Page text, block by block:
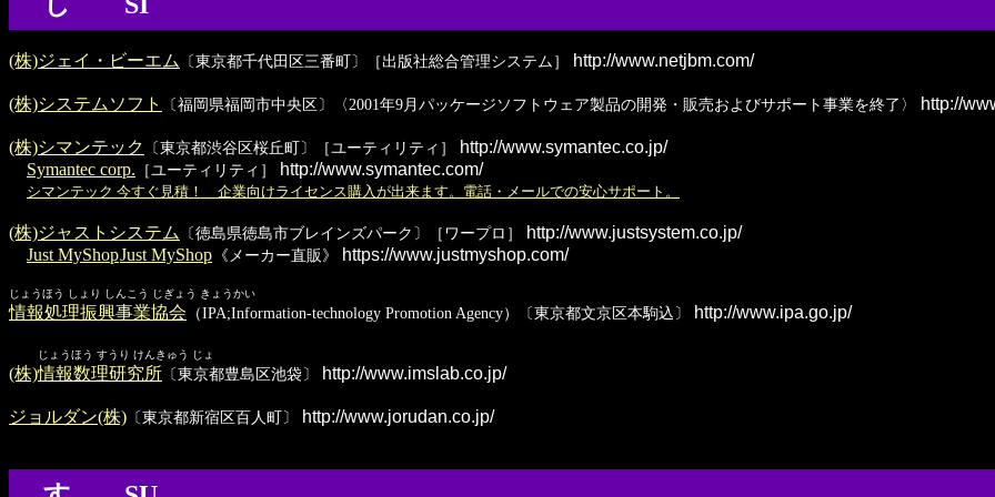
(株)ジェイ・ビーエム 〔東京都千代田区三番町〕［出版社総合管理システム］ http://www.netjbm.com/
(株)システムソフト 〔福岡県福岡市中央区〕〈2001年9月パッケージソフトウェア製品の開発・販売およびサポート事業を終了〉 http://
(株)シマンテック 〔東京都渋谷区桜丘町〕［ユーティリティ］
http://www.symantec.co.jp/
Symantec corp. ［ユーティリティ］ http://www.symantec.com/
シマンテック 今すぐ見積！ 企業向けライセンス購入が出来ます。電話・メールでの安心サポート。
(株)ジャストシステム 〔徳島県徳島市ブレインズパーク〕［ワープロ］
http://www.justsystem.co.jp/
Just MyShopJust MyShop 《メーカー直販》 https://www.justmyshop.com/
じょうほう しょり しんこう じぎょう きょうかい
情報処理振興事業協会 （IPA;Information-technology Promotion Agency）〔東京都文京区本駒込〕 http://www.ipa.go.jp/
じょうほう すうり けんきゅう じょ
(株)情報数理研究所 〔東京都豊島区池袋〕 http://www.imslab.co.jp/
ジョルダン(株) 〔東京都新宿区百人町〕 http://www.jorudan.co.jp/